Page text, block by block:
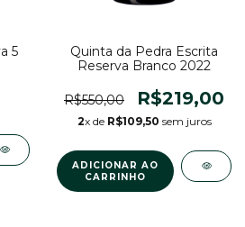
5
Quinta da Pedra Escrita
Reserva Branco 2022
R$550,00 R$219,00
2x de R$109,50 sem juros